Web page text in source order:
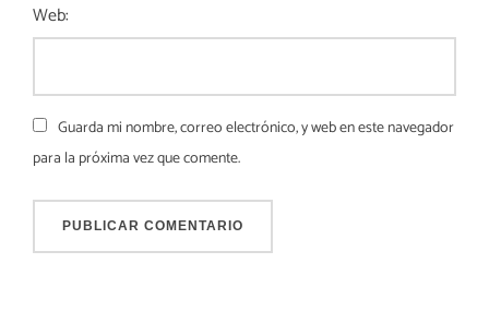
Web:
Guarda mi nombre, correo electrónico, y web en este navegador
para la próxima vez que comente.